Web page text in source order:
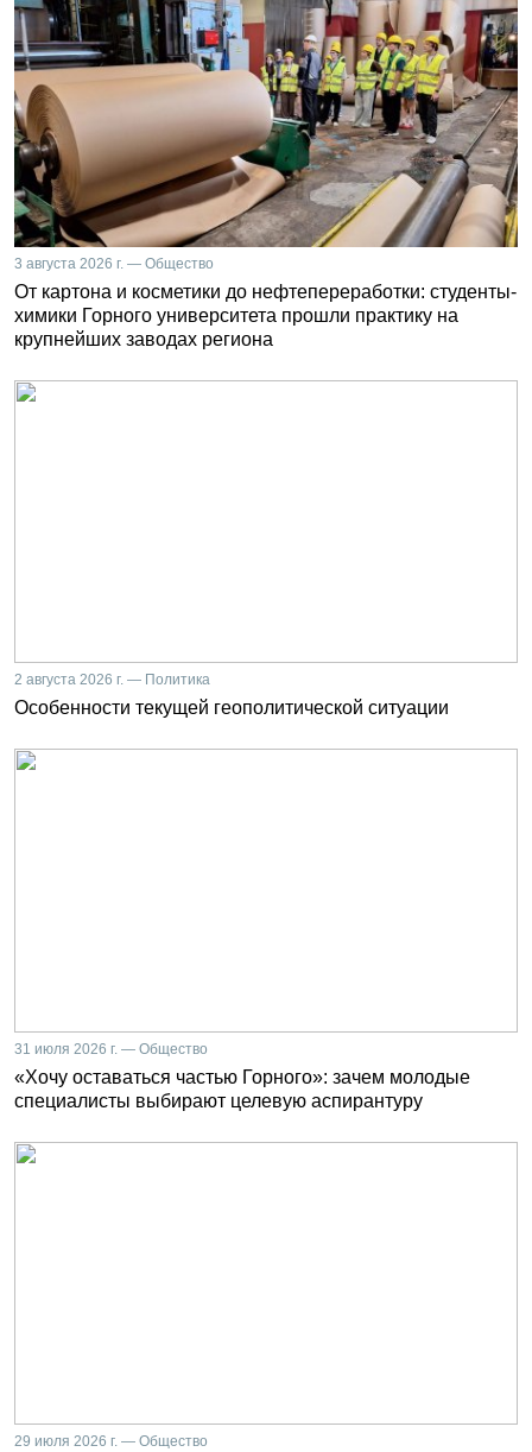
3 августа 2026 г. — Общество
От картона и косметики до нефтепереработки: студенты-
химики Горного университета прошли практику на
крупнейших заводах региона
2 августа 2026 г. — Политика
Особенности текущей геополитической ситуации
31 июля 2026 г. — Общество
«Хочу оставаться частью Горного»: зачем молодые
специалисты выбирают целевую аспирантуру
29 июля 2026 г. — Общество